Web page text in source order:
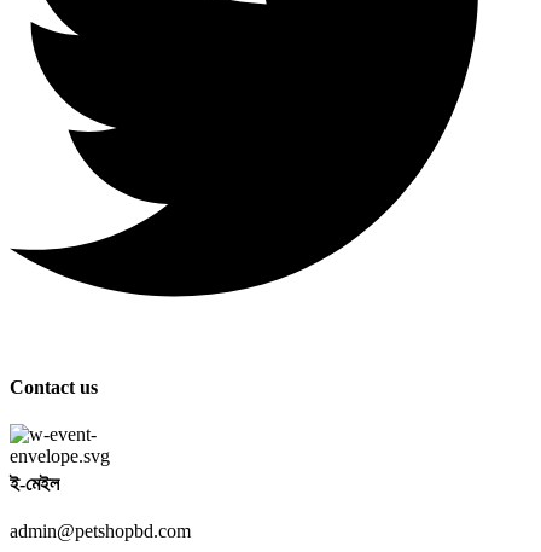
Contact us
ই-মেইল
admin@petshopbd.com